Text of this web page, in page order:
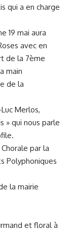
qui a en charge
19 mai aura
avec en
de la 7ème
main
de la
Merlos,
» qui nous parle
par la
Polyphoniques
la mairie
et floral à